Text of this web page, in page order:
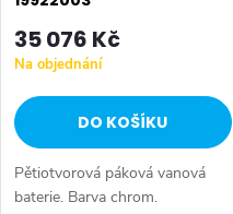
35 076 Kč
Na objednání
DO KOŠÍKU
Pětiotvorová páková vanová
baterie. Barva chrom.